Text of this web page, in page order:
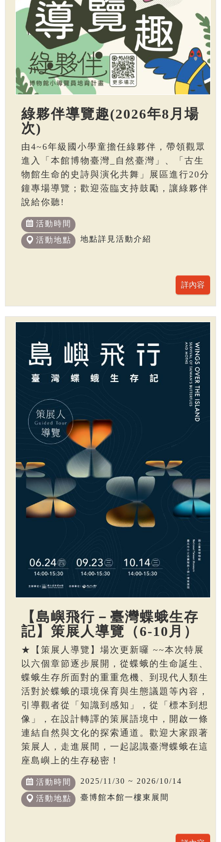
綠夥伴導覽趣(2026年8月場
次)
由4~6年級國小學童擔任綠夥伴，帶領觀眾
進入「本館博物臺灣_自然臺灣」、「古生
物館生命的史詩與演化共舞」展區進行20分
鐘專場導覽；歡迎蒞臨支持鼓勵，讓綠夥伴
說給你聽!
活動時間
活動地點
地點詳見活動介紹
【島嶼飛行－臺灣蝶蛾生存
記】策展人導覽（6-10月）
★【策展人導覽】場次更新囉 ~~本次特展
以六個章節逐步展開，從蝶蛾的生命誕生、
蝶蛾生存所面對的重重危機、到現代人類生
活對於蝶蛾的環境保育與生態議題等內容，
引導觀者從「知識到感知」，從「標本到想
像」，在設計轉譯的策展語境中，開啟一條
連結自然與文化的探索通道。歡迎大家跟著
策展人，走進展間，一起認識臺灣蝶蛾在這
座島嶼上的生存秘密！
活動時間 2025/11/30 ~ 2026/10/14
活動地點 臺博館本館一樓東展間